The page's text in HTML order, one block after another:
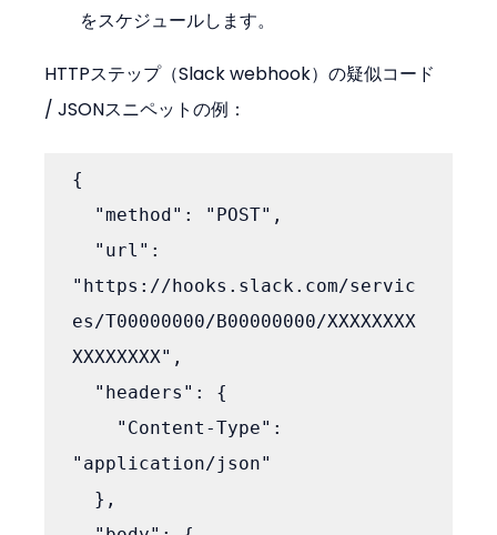
をスケジュールします。
HTTPステップ（Slack webhook）の疑似コード
/ JSONスニペットの例：
{
"https://hooks.slack.com/servic
es/T00000000/B00000000/XXXXXXXX
XXXXXXXX",
"application/json"